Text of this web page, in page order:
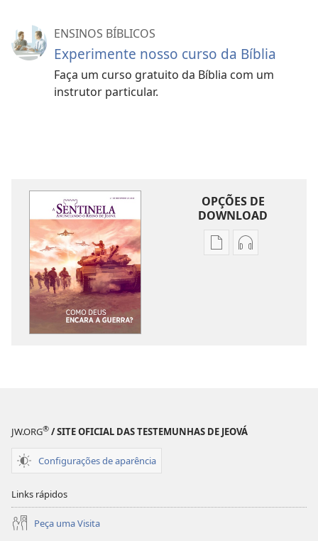
ENSINOS BÍBLICOS
Experimente nosso curso da Bíblia
Faça um curso gratuito da Bíblia com um
instrutor particular.
OPÇÕES DE
DOWNLOAD
Opções
guerra?
Opções
a
guerra?
JW.ORG® / SITE OFICIAL DAS TESTEMUNHAS DE JEOVÁ
Configurações de aparência
Links rápidos
Peça uma Visita